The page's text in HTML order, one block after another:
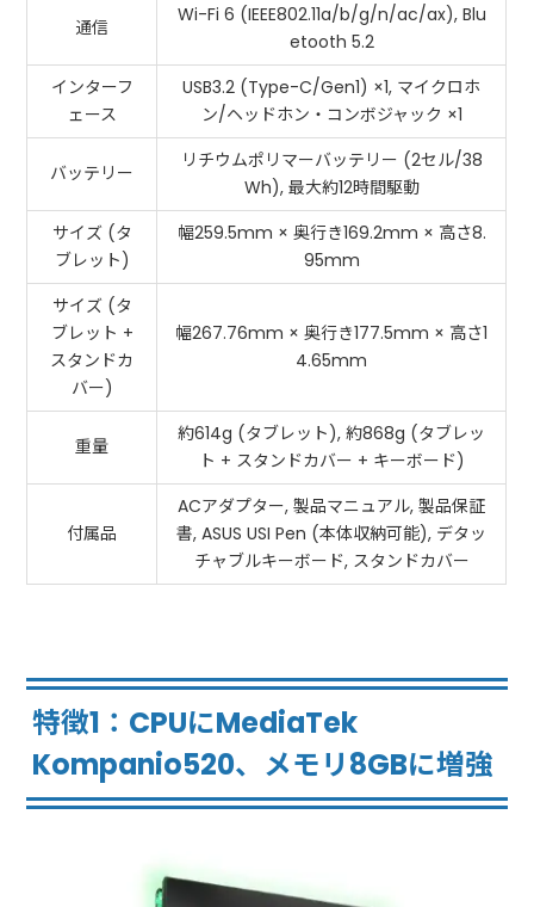
通信
Wi-Fi 6 (IEEE802.11a/b/g/n/ac/ax), Blu
etooth 5.2
インターフ
ェース
USB3.2 (Type-C/Gen1) ×1, マイクロホ
ン/ヘッドホン・コンボジャック ×1
バッテリー
リチウムポリマーバッテリー (2セル/38
Wh), 最大約12時間駆動
サイズ (タ
ブレット)
幅259.5mm × 奥行き169.2mm × 高さ8.
95mm
サイズ (タ
ブレット +
スタンドカ
バー)
幅267.76mm × 奥行き177.5mm × 高さ1
4.65mm
重量
約614g (タブレット), 約868g (タブレッ
ト + スタンドカバー + キーボード)
付属品
ACアダプター, 製品マニュアル, 製品保証
書, ASUS USI Pen (本体収納可能), デタッ
チャブルキーボード, スタンドカバー
特徴1：CPUにMediaTek
Kompanio520、メモリ8GBに増強